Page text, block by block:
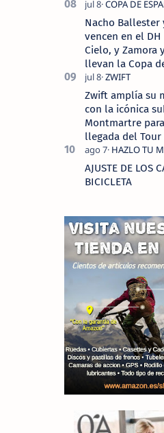
Nacho Ballester
vencen en el
Cielo, y Zamora
llevan la Copa
Zwift amplía su
con la icónica
Montmartre
llegada del Tour
AJUSTE DE LOS
BICICLETA